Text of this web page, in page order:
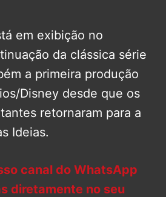
em exibição no
da clássica série
a primeira produção
Disney desde que os
retornaram para a
Ideias.
canal do WhatsApp
diretamente no seu